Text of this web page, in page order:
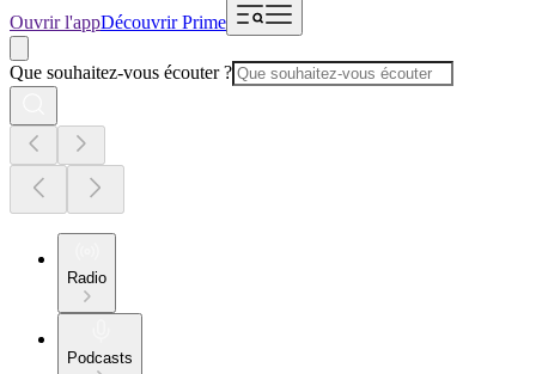
Ouvrir l'appDécouvrir Prime
Que souhaitez-vous écouter ?
Radio
Podcasts